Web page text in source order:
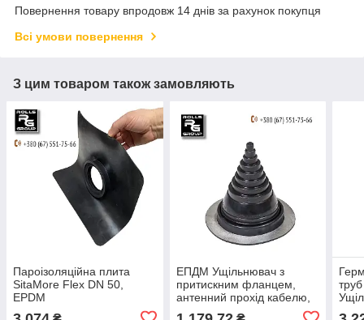
Повернення товару впродовж 14 днів за рахунок покупця
Всі умови повернення
З цим товаром також замовляють
Пароізоляційна плита
SitaMore Flex DN 50,
EPDM
ЕПДМ Ущільнювач з
притискним фланцем,
антенний прохід кабелю,